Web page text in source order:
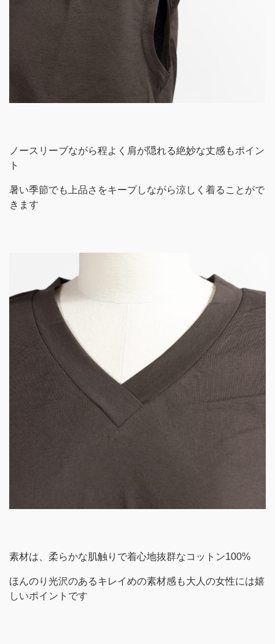
ノースリーブながら程よく肩が隠れる絶妙な丈感もポイン
ト
暑い季節でも上品さをキープしながら涼しく着ることがで
きます
素材は、柔らかな肌触りで着心地抜群なコットン100%
ほんのり光沢のあるキレイめの素材感も大人の女性には嬉
しいポイントです